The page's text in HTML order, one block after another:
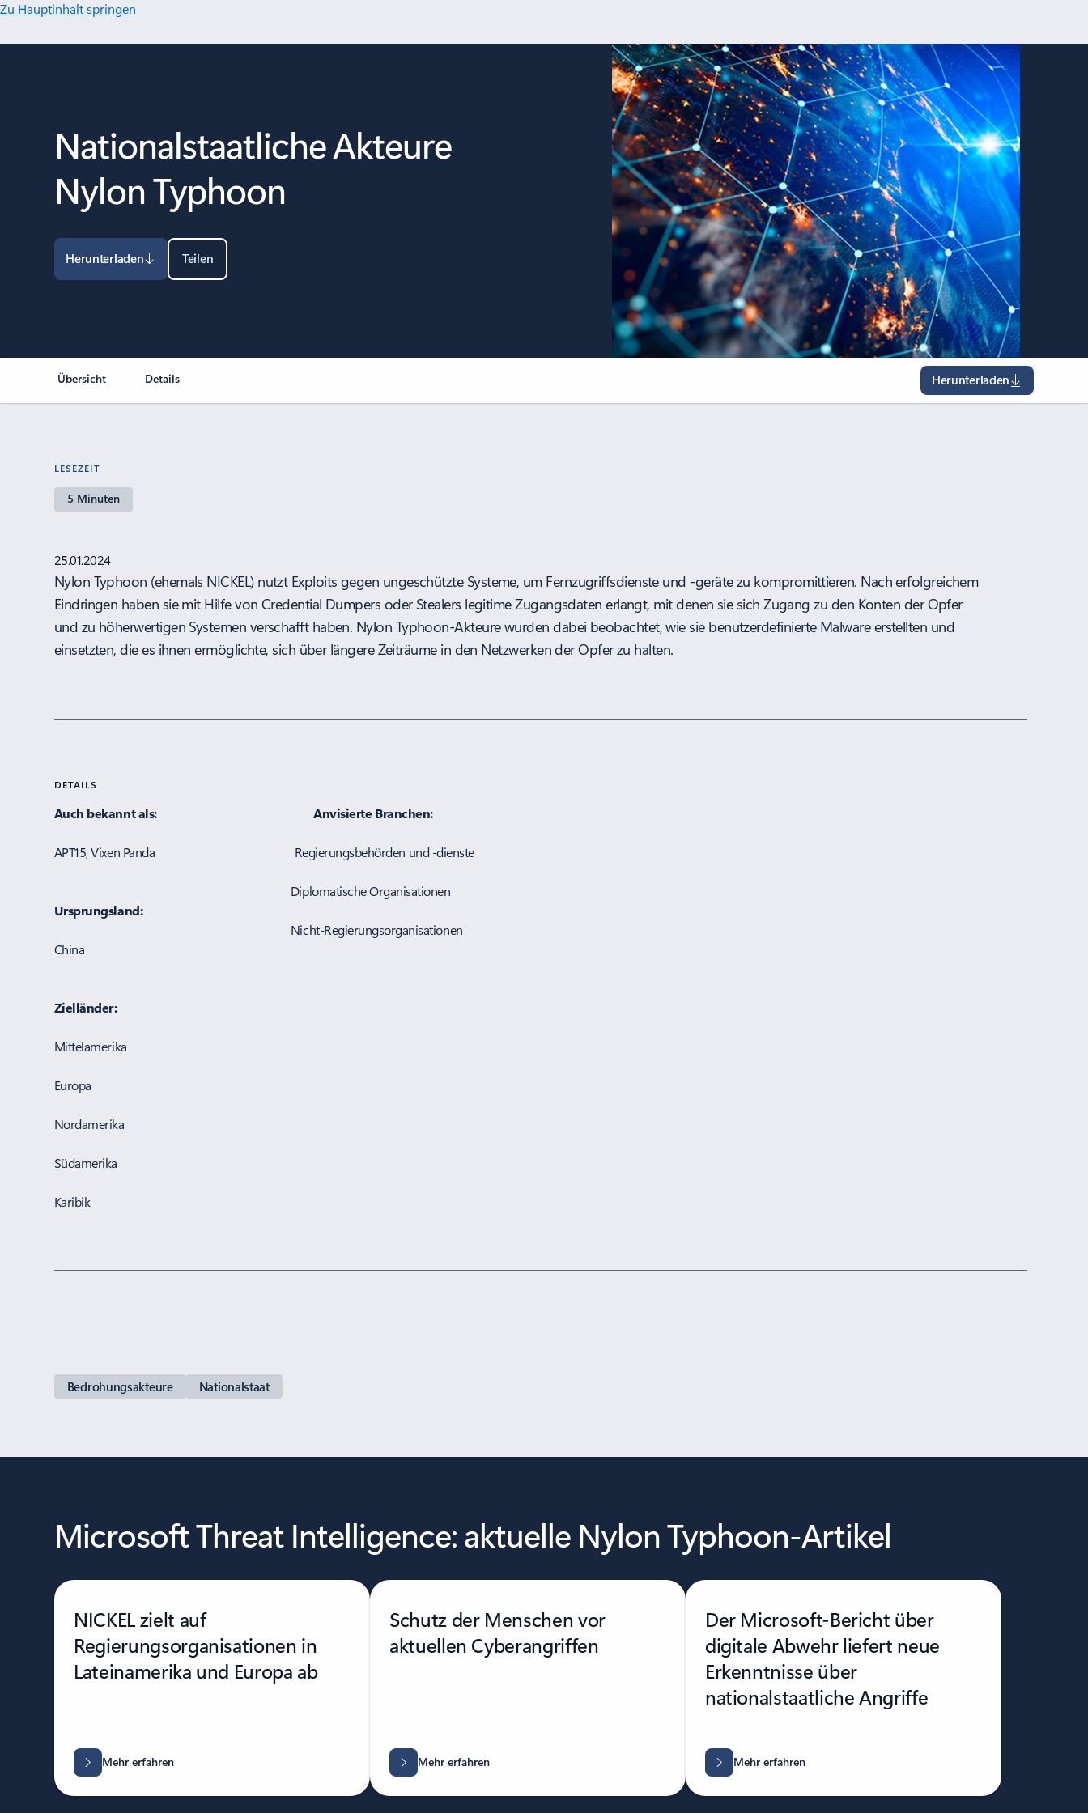
Zu Hauptinhalt springen
Nationalstaatliche Akteure
Nylon Typhoon
Herunterladen Teilen
Übersicht Details Herunterladen
LESEZEIT
5 Minuten
25.01.2024
Nylon Typhoon (ehemals NICKEL) nutzt Exploits gegen ungeschützte Systeme, um Fernzugriffsdienste und -geräte zu kompromittieren. Nach erfolgreichem
Eindringen haben sie mit Hilfe von Credential Dumpers oder Stealers legitime Zugangsdaten erlangt, mit denen sie sich Zugang zu den Konten der Opfer
und zu höherwertigen Systemen verschafft haben. Nylon Typhoon-Akteure wurden dabei beobachtet, wie sie benutzerdefinierte Malware erstellten und
einsetzten, die es ihnen ermöglichte, sich über längere Zeiträume in den Netzwerken der Opfer zu halten.
DETAILS
Auch bekannt als: Anvisierte Branchen:
APT15, Vixen Panda Regierungsbehörden und -dienste
Diplomatische Organisationen
Ursprungsland:
Nicht-Regierungsorganisationen
China
Zielländer:
Mittelamerika
Europa
Nordamerika
Südamerika
Karibik
Bedrohungsakteure Nationalstaat
Microsoft Threat Intelligence: aktuelle Nylon Typhoon-Artikel
NICKEL zielt auf
Regierungsorganisationen in
Lateinamerika und Europa ab
Mehr erfahren
Schutz der Menschen vor
aktuellen Cyberangriffen
Mehr erfahren
Der Microsoft-Bericht über
digitale Abwehr liefert neue
Erkenntnisse über
nationalstaatliche Angriffe
Mehr erfahren